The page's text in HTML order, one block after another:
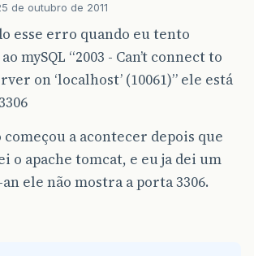
de outubro de 2011
esse erro quando eu tento
mySQL “2003 - Can’t connect to
on ‘localhost’ (10061)” ele está
a acontecer depois que
o apache tomcat, e eu ja dei um
-an ele não mostra a porta 3306.